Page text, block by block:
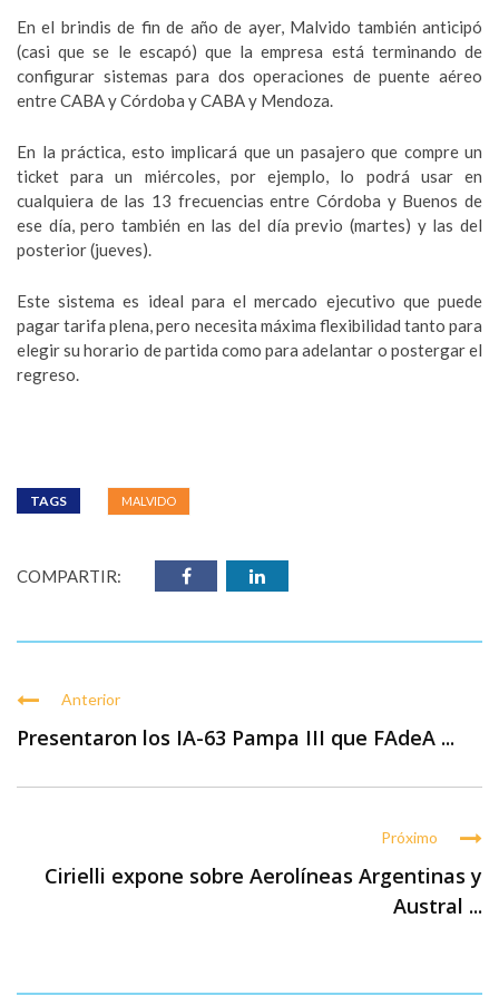
En el brindis de fin de año de ayer, Malvido también anticipó
(casi que se le escapó) que la empresa está terminando de
configurar sistemas para dos operaciones de puente aéreo
entre CABA y Córdoba y CABA y Mendoza.
En la práctica, esto implicará que un pasajero que compre un
ticket para un miércoles, por ejemplo, lo podrá usar en
cualquiera de las 13 frecuencias entre Córdoba y Buenos de
ese día, pero también en las del día previo (martes) y las del
posterior (jueves).
Este sistema es ideal para el mercado ejecutivo que puede
pagar tarifa plena, pero necesita máxima flexibilidad tanto para
elegir su horario de partida como para adelantar o postergar el
regreso.
TAGS MALVIDO
COMPARTIR:
Anterior
Presentaron los IA-63 Pampa III que FAdeA ...
Próximo
Cirielli expone sobre Aerolíneas Argentinas y
Austral ...